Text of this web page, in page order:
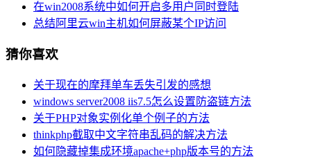
在win2008系统中如何开启多用户同时登陆
总结阿里云win主机如何屏蔽某个IP访问
猜你喜欢
关于现在的摩拜单车丢失引发的感想
windows server2008 iis7.5怎么设置防盗链方法
关于PHP对象实例化单个例子的方法
thinkphp截取中文字符串乱码的解决方法
如何隐藏掉集成环境apache+php版本号的方法